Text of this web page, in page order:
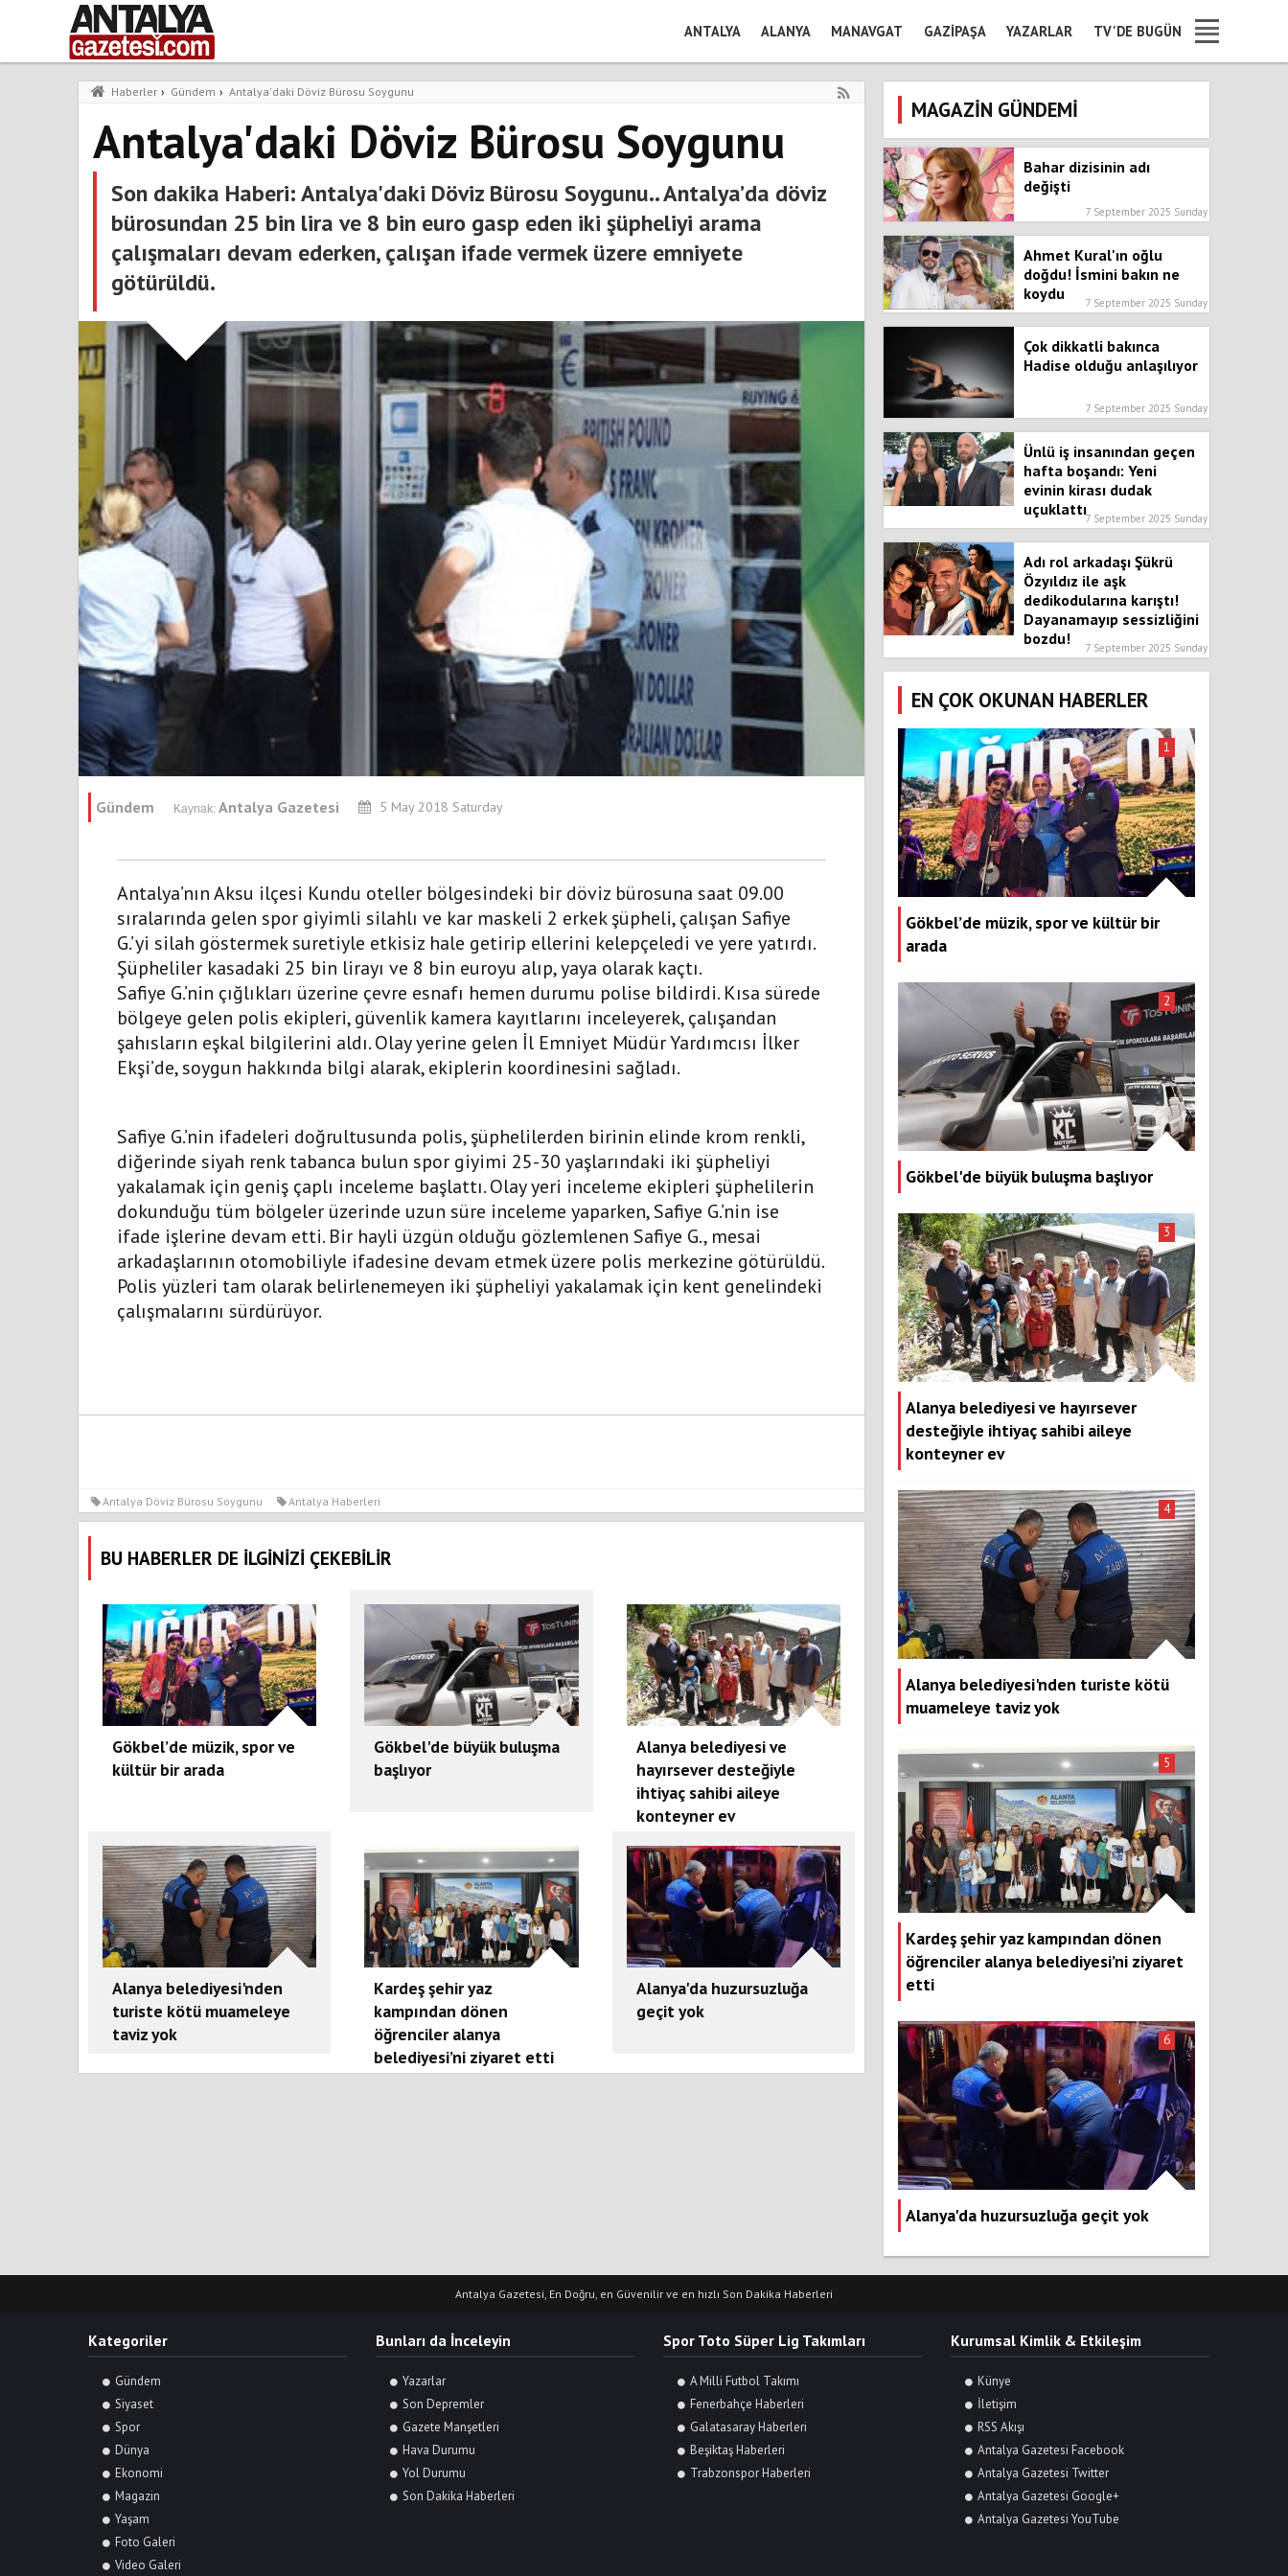
ANTALYA ALANYA MANAVGAT GAZIPAŞA YAZARLAR TV'DE BUGÜN
Haberler › Gündem › Antalya'daki Döviz Bürosu Soygunu
Antalya'daki Döviz Bürosu Soygunu
Son dakika Haberi: Antalya'daki Döviz Bürosu Soygunu.. Antalya’da döviz
bürosundan 25 bin lira ve 8 bin euro gasp eden iki şüpheliyi arama
çalışmaları devam ederken, çalışan ifade vermek üzere emniyete
götürüldü.
Gündem Antalya Gazetesi 5 May 2018 Saturday
Antalya’nın Aksu ilçesi Kundu oteller bölgesindeki bir döviz bürosuna saat 09.00
sıralarında gelen spor giyimli silahlı ve kar maskeli 2 erkek şüpheli, çalışan Safiye
G.’yi silah göstermek suretiyle etkisiz hale getirip ellerini kelepçeledi ve yere yatırdı.
Şüpheliler kasadaki 25 bin lirayı ve 8 bin euroyu alıp, yaya olarak kaçtı.
Safiye G.’nin çığlıkları üzerine çevre esnafı hemen durumu polise bildirdi. Kısa sürede
bölgeye gelen polis ekipleri, güvenlik kamera kayıtlarını inceleyerek, çalışandan
şahısların eşkal bilgilerini aldı. Olay yerine gelen İl Emniyet Müdür Yardımcısı İlker
Ekşi’de, soygun hakkında bilgi alarak, ekiplerin koordinesini sağladı.
Safiye G.’nin ifadeleri doğrultusunda polis, şüphelilerden birinin elinde krom renkli,
diğerinde siyah renk tabanca bulun spor giyimi 25-30 yaşlarındaki iki şüpheliyi
yakalamak için geniş çaplı inceleme başlattı. Olay yeri inceleme ekipleri şüphelilerin
dokunduğu tüm bölgeler üzerinde uzun süre inceleme yaparken, Safiye G.’nin ise
ifade işlerine devam etti. Bir hayli üzgün olduğu gözlemlenen Safiye G., mesai
arkadaşlarının otomobiliyle ifadesine devam etmek üzere polis merkezine götürüldü.
Polis yüzleri tam olarak belirlenemeyen iki şüpheliyi yakalamak için kent genelindeki
çalışmalarını sürdürüyor.
Antalya Döviz Bürosu Soygunu Antalya Haberleri
BU HABERLER DE İLGİNİZİ ÇEKEBİLİR
Gökbel’de müzik, spor ve
kültür bir arada
Gökbel'de büyük buluşma
başlıyor
Alanya belediyesi ve
hayırsever desteğiyle
ihtiyaç sahibi aileye
konteyner ev
Alanya belediyesi'nden
turiste kötü muameleye
taviz yok
Kardeş şehir yaz
kampından dönen
öğrenciler alanya
belediyesi’ni ziyaret etti
Alanya'da huzursuzluğa
geçit yok
MAGAZİN GÜNDEMİ
Bahar dizisinin adı
değişti
7 September 2025 Sunday
Ahmet Kural'ın oğlu
doğdu! İsmini bakın ne
koydu
7 September 2025 Sunday
Çok dikkatli bakınca
Hadise olduğu anlaşılıyor
7 September 2025 Sunday
Ünlü iş insanından geçen
hafta boşandı: Yeni
evinin kirası dudak
uçuklattı7 September 2025 Sunday
Adı rol arkadaşı Şükrü
Özyıldız ile aşk
dedikodularına karıştı!
Dayanamayıp sessizliğini
bozdu!
7 September 2025 Sunday
EN ÇOK OKUNAN HABERLER
Gökbel’de müzik, spor ve kültür bir
arada
1
Gökbel'de büyük buluşma başlıyor
2
Alanya belediyesi ve hayırsever
desteğiyle ihtiyaç sahibi aileye
konteyner ev
3
Alanya belediyesi'nden turiste kötü
muameleye taviz yok
4
Kardeş şehir yaz kampından dönen
öğrenciler alanya belediyesi’ni ziyaret
etti
5
Alanya'da huzursuzluğa geçit yok
6
Antalya Gazetesi, En Doğru, en Güvenilir ve en hızlı Son Dakika Haberleri
Kategoriler
Gündem
Siyaset
Spor
Dünya
Ekonomi
Magazin
Yaşam
Foto Galeri
Video Galeri
Bunları da İnceleyin
Yazarlar
Son Depremler
Gazete Manşetleri
Hava Durumu
Yol Durumu
Son Dakika Haberleri
Spor Toto Süper Lig Takımları
A Milli Futbol Takımı
Fenerbahçe Haberleri
Galatasaray Haberleri
Beşiktaş Haberleri
Trabzonspor Haberleri
Kurumsal Kimlik & Etkileşim
Künye
İletişim
RSS Akışı
Antalya Gazetesi Facebook
Antalya Gazetesi Twitter
Antalya Gazetesi Google+
Antalya Gazetesi YouTube